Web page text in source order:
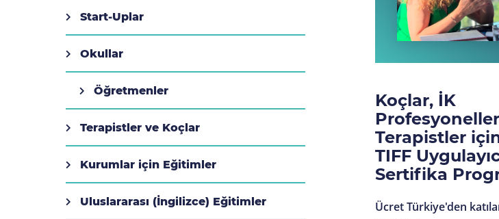
Start-Uplar
Okullar
Öğretmenler
Terapistler ve Koçlar
Kurumlar için Eğitimler
Uluslararası (İngilizce) Eğitimler
Koçlar, İK
Terapistler
TIFF
Sertifika
Ücret Türkiye'den